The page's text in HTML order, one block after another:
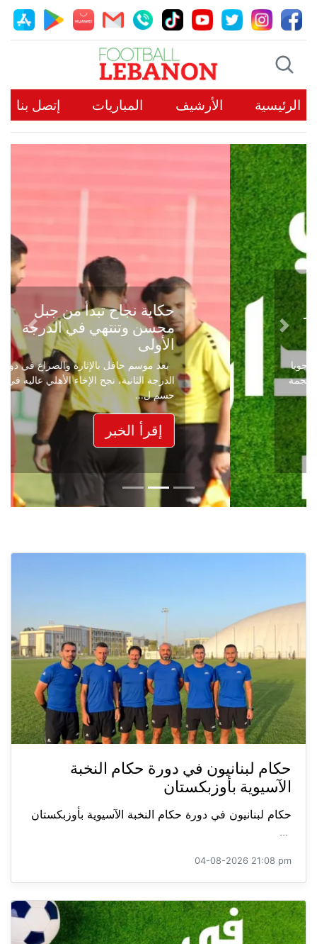
الرئيسية الأرشيف المباريات إتصل بنا
حكاية نجاح تبدأ من جبل
محسن وتنتهي في الدرجة
الأولى
بعد موسم حافل بالإثارة والصراع في دوري
الدرجة الثانية، نجح الإخاء الأهلي عاليه في
حسم ل...
إقرأ الخبر
Previous
Next
حكام لبنانيون في دورة حكام النخبة
الآسيوية بأوزبكستان
حكام لبنانيون في دورة حكام النخبة الآسيوية بأوزبكستان
...
04-08-2026 21:08 pm